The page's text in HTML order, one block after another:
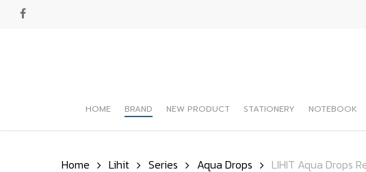
facebook
Hit enter to search or ESC to close
HOME BRAND NEW PRODUCT STATIONERY NOTEBOOK
Home Lihit Series Aqua Drops LIHIT Aqua Drops